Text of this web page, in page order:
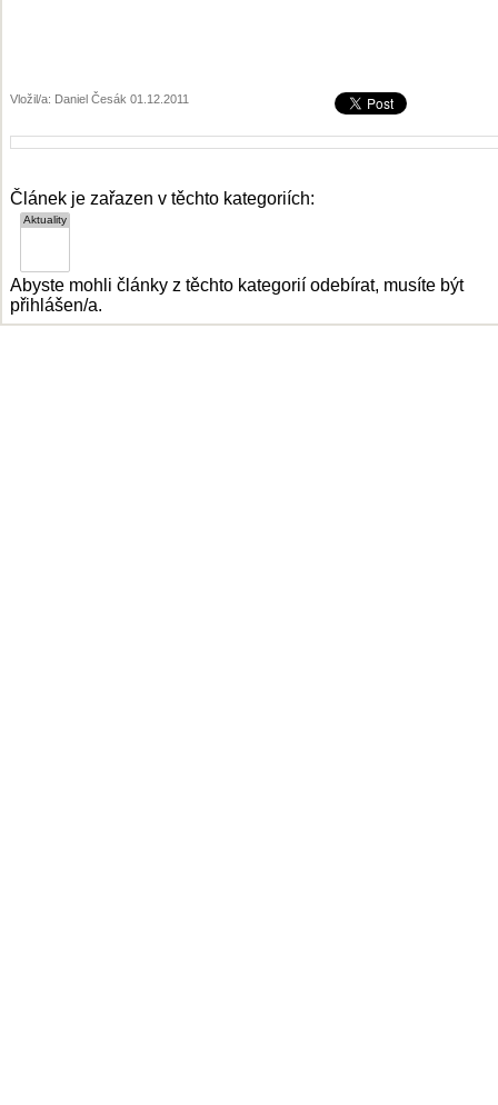
Vložil/a: Daniel Česák 01.12.2011
Článek je zařazen v těchto kategoriích:
Abyste mohli články z těchto kategorií odebírat, musíte být
přihlášen/a.